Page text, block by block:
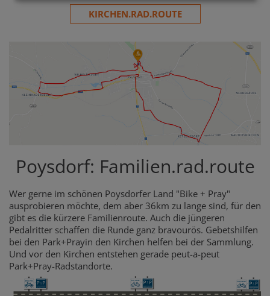
KIRCHEN.RAD.ROUTE
Poysdorf: Familien.rad.route
Wer gerne im schönen Poysdorfer Land "Bike + Pray"
ausprobieren möchte, dem aber 36km zu lange sind, für den
gibt es die kürzere Familienroute. Auch die jüngeren
Pedalritter schaffen die Runde ganz bravourös. Gebetshilfen
bei den Park+Prayin den Kirchen helfen bei der Sammlung.
Und vor den Kirchen entstehen gerade peut-a-peut
Park+Pray-Radstandorte.